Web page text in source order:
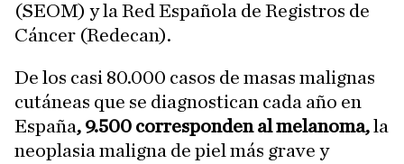
(SEOM) y la Red Española de Registros de
Cáncer (Redecan).
De los casi 80.000 casos de masas malignas
cutáneas que se diagnostican cada año en
España, 9.500 corresponden al melanoma,la
neoplasia maligna de piel más grave y